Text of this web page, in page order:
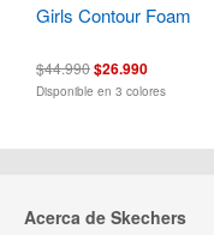
Girls Contour Foam
$44.990$26.990
Disponible en 3 colores
Acerca de Skechers